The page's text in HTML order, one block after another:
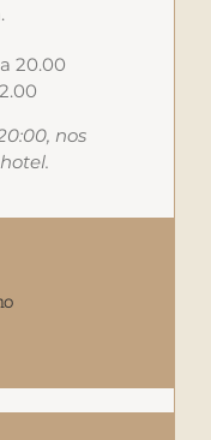
20.00
nos